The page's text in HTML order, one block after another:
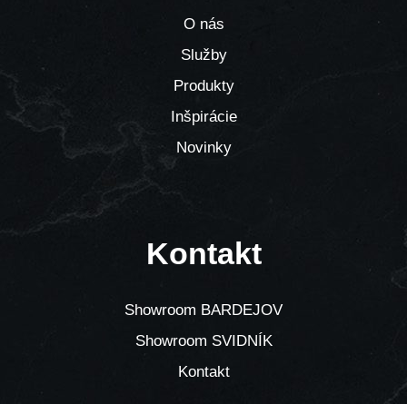
O nás
Služby
Produkty
Inšpirácie
Novinky
Kontakt
Showroom BARDEJOV
Showroom SVIDNÍK
Kontakt